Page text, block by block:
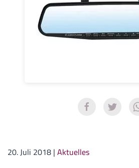
20. Juli 2018 | Aktuelles